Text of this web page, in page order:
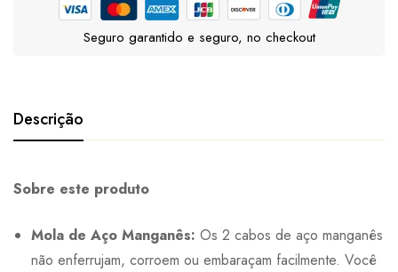
Seguro garantido e seguro, no checkout
Descrição
Sobre este produto
Mola de Aço Manganês: Os 2 cabos de aço manganês
não enferrujam, corroem ou embaraçam facilmente. Você